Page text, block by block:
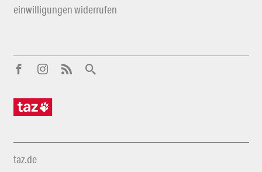
einwilligungen widerrufen
taz.de